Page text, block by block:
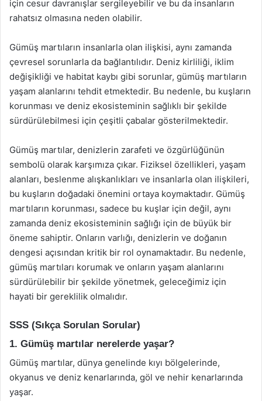
için cesur davranışlar sergileyebilir ve bu da insanların
rahatsız olmasına neden olabilir.
Gümüş martıların insanlarla olan ilişkisi, aynı zamanda
çevresel sorunlarla da bağlantılıdır. Deniz kirliliği, iklim
değişikliği ve habitat kaybı gibi sorunlar, gümüş martıların
yaşam alanlarını tehdit etmektedir. Bu nedenle, bu kuşların
korunması ve deniz ekosisteminin sağlıklı bir şekilde
sürdürülebilmesi için çeşitli çabalar gösterilmektedir.
Gümüş martılar, denizlerin zarafeti ve özgürlüğünün
sembolü olarak karşımıza çıkar. Fiziksel özellikleri, yaşam
alanları, beslenme alışkanlıkları ve insanlarla olan ilişkileri,
bu kuşların doğadaki önemini ortaya koymaktadır. Gümüş
martıların korunması, sadece bu kuşlar için değil, aynı
zamanda deniz ekosisteminin sağlığı için de büyük bir
öneme sahiptir. Onların varlığı, denizlerin ve doğanın
dengesi açısından kritik bir rol oynamaktadır. Bu nedenle,
gümüş martıları korumak ve onların yaşam alanlarını
sürdürülebilir bir şekilde yönetmek, geleceğimiz için
hayati bir gereklilik olmalıdır.
SSS (Sıkça Sorulan Sorular)
1. Gümüş martılar nerelerde yaşar?
Gümüş martılar, dünya genelinde kıyı bölgelerinde,
okyanus ve deniz kenarlarında, göl ve nehir kenarlarında
yaşar.